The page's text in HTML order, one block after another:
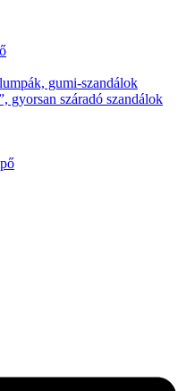
gumi-szandálok
gyorsan száradó szandálok